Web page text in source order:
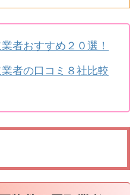
者おすすめ２０選！
者の口コミ８社比較